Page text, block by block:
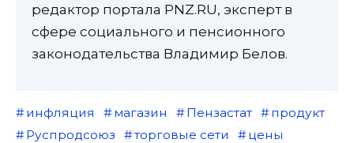
редактор портала PNZ.RU, эксперт в
сфере социального и пенсионного
законодательства Владимир Белов.
инфляция магазин Пензастат
продукт
Руспродсоюз
торговые сети
цены